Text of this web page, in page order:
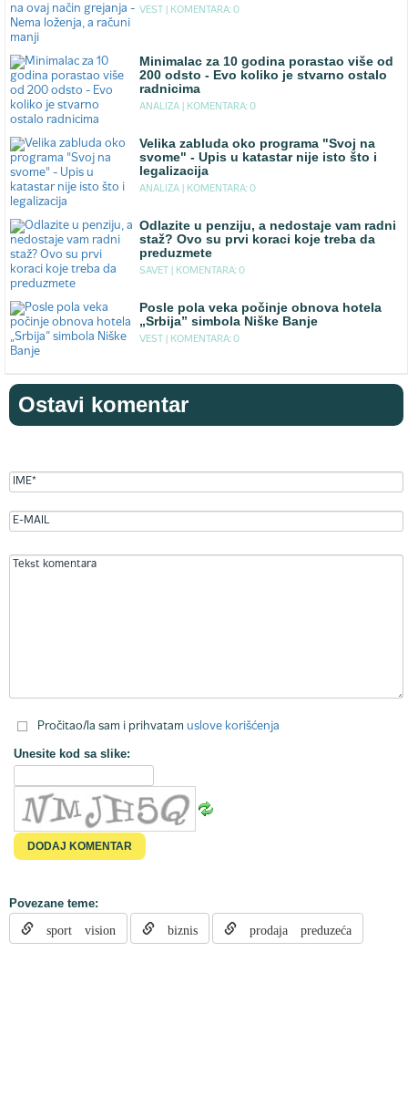
VEST | KOMENTARA: 0
Minimalac za 10 godina porastao više od
200 odsto - Evo koliko je stvarno ostalo
radnicima
ANALIZA | KOMENTARA: 0
Velika zabluda oko programa "Svoj na
svome" - Upis u katastar nije isto što i
legalizacija
ANALIZA | KOMENTARA: 0
Odlazite u penziju, a nedostaje vam radni
staž? Ovo su prvi koraci koje treba da
preduzmete
SAVET | KOMENTARA: 0
Posle pola veka počinje obnova hotela
„Srbija” simbola Niške Banje
VEST | KOMENTARA: 0
Ostavi komentar
Pročitao/la sam i prihvatam uslove korišćenja
Unesite kod sa slike:
Povezane teme:
sport vision biznis prodaja preduzeća